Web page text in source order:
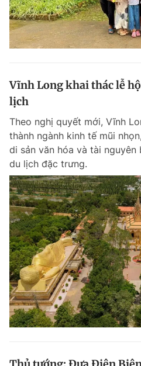
Vĩnh Long khai thác lễ
lịch
Theo nghị quyết mới, Vĩnh
thành ngành kinh tế mũi
di sản văn hóa và tài
du lịch đặc trưng.